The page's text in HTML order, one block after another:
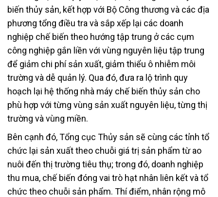
biến thủy sản, kết hợp với Bộ Công thương và các địa
phương tổng điều tra và sắp xếp lại các doanh
nghiệp chế biến theo hướng tập trung ở các cụm
công nghiệp gắn liền với vùng nguyên liệu tập trung
để giảm chi phí sản xuất, giảm thiểu ô nhiễm môi
trường và dễ quản lý. Qua đó, đưa ra lộ trình quy
hoạch lại hệ thống nhà máy chế biến thủy sản cho
phù hợp với từng vùng sản xuất nguyên liệu, từng thị
trường và vùng miền.
Bên cạnh đó, Tổng cục Thủy sản sẽ cùng các tỉnh tổ
chức lại sản xuất theo chuỗi giá trị sản phẩm từ ao
nuôi đến thị trường tiêu thụ; trong đó, doanh nghiệp
thu mua, chế biến đóng vai trò hạt nhân liên kết và tổ
chức theo chuỗi sản phẩm. Thí điểm, nhân rộng mô